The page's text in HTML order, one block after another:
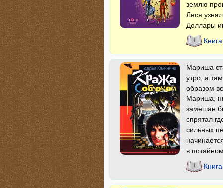
землю
Леся
Доллары
Мариша
утро, а
образом
Мариша,
замешан
спрятал
сильных
в